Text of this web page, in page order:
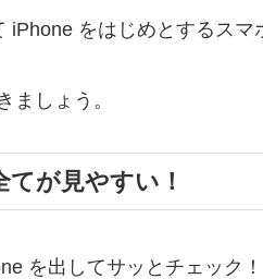
iPhone をはじめとするスマ
ましょう。
が見やすい！
を出してサッとチェック